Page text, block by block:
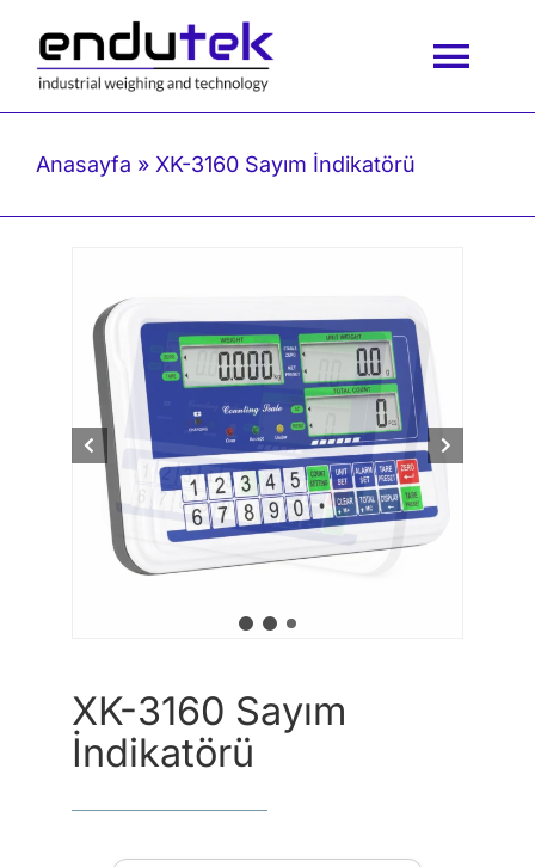
Anasayfa
Ürünlerimiz
Anasayfa » XK-3160 Sayım İndikatörü
XK-3160 Sayım
İndikatörü